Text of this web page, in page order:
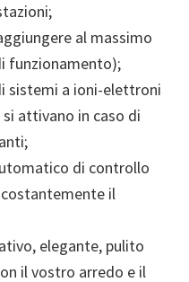
al massimo
funzionamento);
sistemi a ioni-elettroni
attivano in caso di
di controllo
il
elegante, pulito
il vostro arredo e il